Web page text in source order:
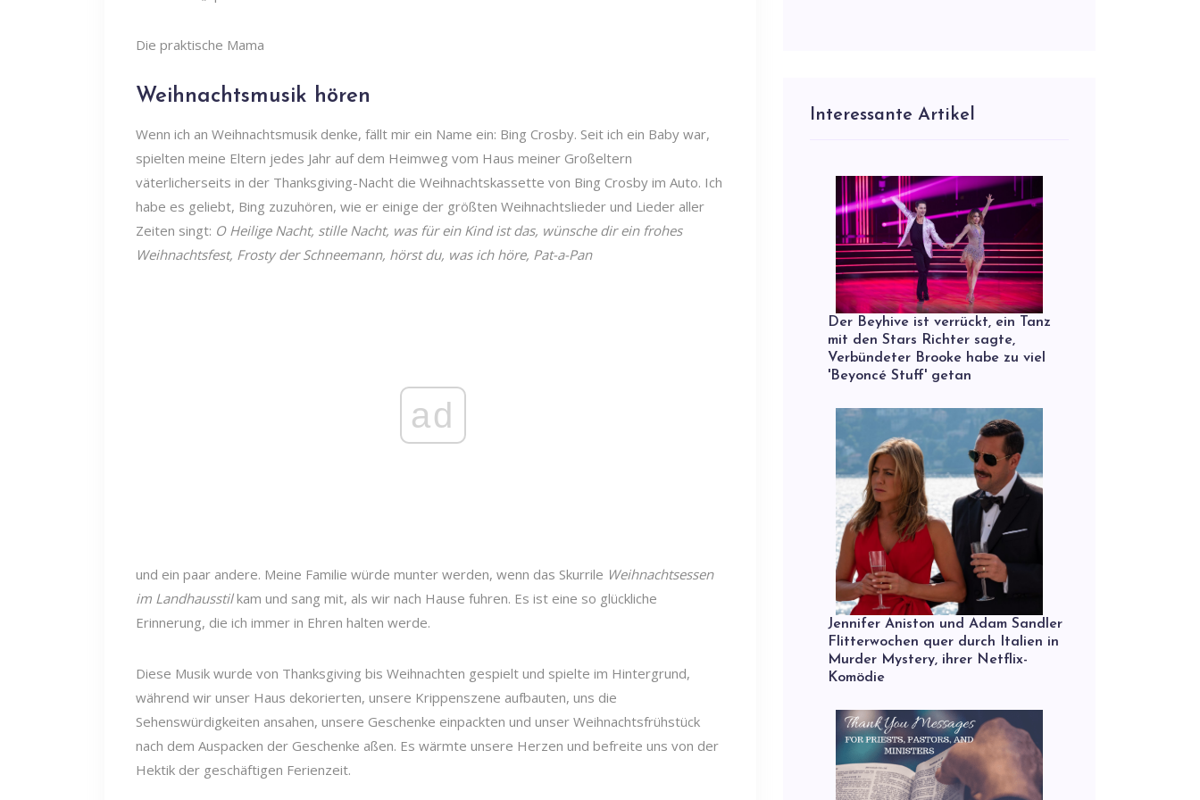
Die praktische Mama
Weihnachtsmusik hören
Wenn ich an Weihnachtsmusik denke, fällt mir ein Name ein: Bing Crosby. Seit ich ein Baby war,
spielten meine Eltern jedes Jahr auf dem Heimweg vom Haus meiner Großeltern
väterlicherseits in der Thanksgiving-Nacht die Weihnachtskassette von Bing Crosby im Auto. Ich
habe es geliebt, Bing zuzuhören, wie er einige der größten Weihnachtslieder und Lieder aller
Zeiten singt: O Heilige Nacht, stille Nacht, was für ein Kind ist das, wünsche dir ein frohes
Weihnachtsfest, Frosty der Schneemann, hörst du, was ich höre, Pat-a-Pan
ad
und ein paar andere. Meine Familie würde munter werden, wenn das Skurrile Weihnachtsessen
im Landhausstilkam und sang mit, als wir nach Hause fuhren. Es ist eine so glückliche
Erinnerung, die ich immer in Ehren halten werde.
Diese Musik wurde von Thanksgiving bis Weihnachten gespielt und spielte im Hintergrund,
während wir unser Haus dekorierten, unsere Krippenszene aufbauten, uns die
Sehenswürdigkeiten ansahen, unsere Geschenke einpackten und unser Weihnachtsfrühstück
nach dem Auspacken der Geschenke aßen. Es wärmte unsere Herzen und befreite uns von der
Hektik der geschäftigen Ferienzeit.
Interessante Artikel
Der Beyhive ist verrückt, ein Tanz
mit den Stars Richter sagte,
Verbündeter Brooke habe zu viel
'Beyoncé Stuff' getan
Jennifer Aniston und Adam Sandler
Flitterwochen quer durch Italien in
Murder Mystery, ihrer Netflix-
Komödie